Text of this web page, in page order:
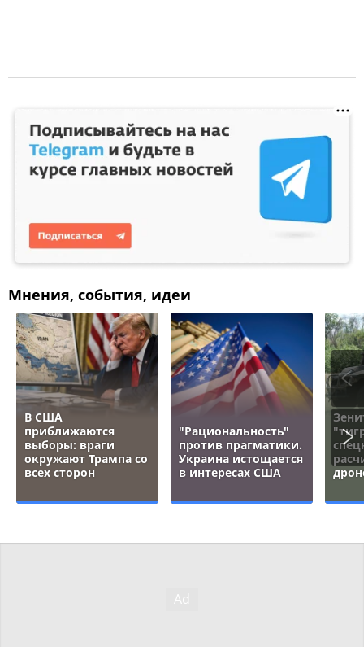
Мнения, события, идеи
В США
приближаются
выборы: враги
окружают Трампа со
всех сторон
"Рациональность"
против прагматики.
Украина истощается
в интересах США